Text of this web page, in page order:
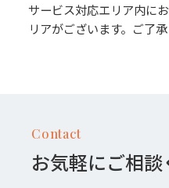
サービス対応エリア内に
リアがございます。ご了承
Contact
お気軽にご相